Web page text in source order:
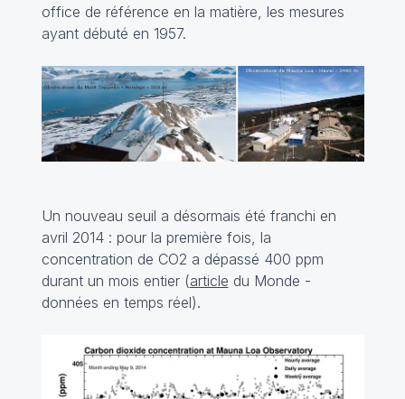
office de référence en la matière, les mesures
ayant débuté en 1957.
Un nouveau seuil a désormais été franchi en
avril 2014 : pour la première fois, la
concentration de CO2 a dépassé 400 ppm
durant un mois entier (article du Monde -
données en temps réel).